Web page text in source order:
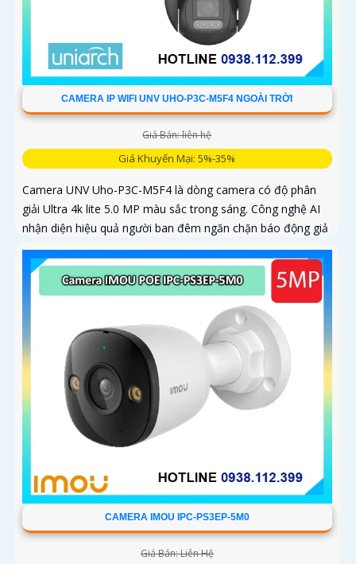
CAMERA IP WIFI UNV UHO-P3C-M5F4 NGOÀI TRỜI
Giá Bán: liên hệ
Giá Khuyến Mại: 5%-35%
Camera UNV Uho-P3C-M5F4 là dòng camera có độ phân
giải Ultra 4k lite 5.0 MP màu sắc trong sáng. Công nghệ AI
nhận diện hiệu quả người ban đêm ngăn chặn báo động giả
CAMERA IMOU IPC-PS3EP-5M0
Giá Bán: Liên Hệ